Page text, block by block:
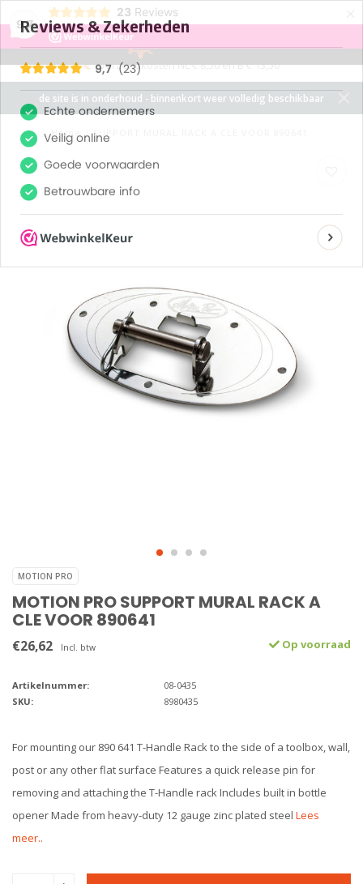
9,7
23 Reviews ×
MENU
0
verzendkosten NL € 8,50 en B € 13,50
de site is in onderhoud - binnenkort weer volledig beschikbaar
Home / SUPPORT MURAL RACK A CLE VOOR 890641
MOTION PRO
MOTION PRO SUPPORT MURAL RACK A
CLE VOOR 890641
€26,62 Incl. btw Op voorraad
Artikelnummer:
08-0435
SKU:
8980435
For mounting our 890 641 T-Handle Rack to the side of a toolbox, wall,
post or any other flat surface Features a quick release pin for
removing and attaching the T-Handle rack Includes built in bottle
opener Made from heavy-duty 12 gauge zinc plated steel Lees
meer..